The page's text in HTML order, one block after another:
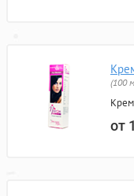
(100
от